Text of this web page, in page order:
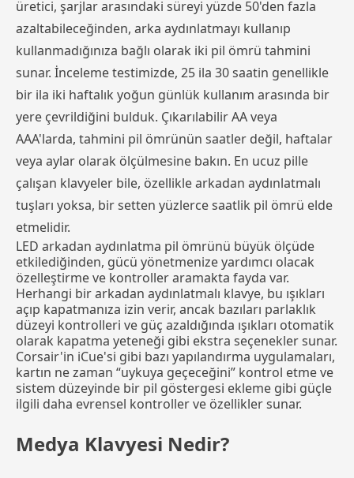
üretici, şarjlar arasındaki süreyi yüzde 50'den fazla
azaltabileceğinden, arka aydınlatmayı kullanıp
kullanmadığınıza bağlı olarak iki pil ömrü tahmini
sunar. İnceleme testimizde, 25 ila 30 saatin genellikle
bir ila iki haftalık yoğun günlük kullanım arasında bir
yere çevrildiğini bulduk. Çıkarılabilir AA veya
AAA'larda, tahmini pil ömrünün saatler değil, haftalar
veya aylar olarak ölçülmesine bakın. En ucuz pille
çalışan klavyeler bile, özellikle arkadan aydınlatmalı
tuşları yoksa, bir setten yüzlerce saatlik pil ömrü elde
etmelidir.
LED arkadan aydınlatma pil ömrünü büyük ölçüde
etkilediğinden, gücü yönetmenize yardımcı olacak
özelleştirme ve kontroller aramakta fayda var.
Herhangi bir arkadan aydınlatmalı klavye, bu ışıkları
açıp kapatmanıza izin verir, ancak bazıları parlaklık
düzeyi kontrolleri ve güç azaldığında ışıkları otomatik
olarak kapatma yeteneği gibi ekstra seçenekler sunar.
Corsair'in iCue'si gibi bazı yapılandırma uygulamaları,
kartın ne zaman “uykuya geçeceğini” kontrol etme ve
sistem düzeyinde bir pil göstergesi ekleme gibi güçle
ilgili daha evrensel kontroller ve özellikler sunar.
Medya Klavyesi Nedir?